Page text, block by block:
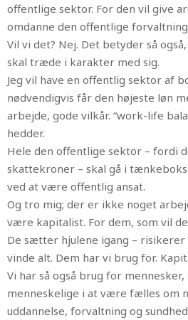
offentlige sektor. For den vil give
omdanne den offentlige
Vil vi det? Nej. Det betyder så
skal træde i karakter med sig.
Jeg vil have en offentlig sektor af
nødvendigvis får den højeste løn
arbejde, gode vilkår. “work-life
hedder.
Hele den offentlige sektor – fordi
skattekroner – skal gå i
ved at være offentlig ansat.
Og tro mig; der er ikke noget
være kapitalist. For dem, som vil
De sætter hjulene igang – risikerer
vinde alt. Dem har vi brug for.
Vi har så også brug for
menneskelige i at være fælles om
uddannelse, forvaltning og